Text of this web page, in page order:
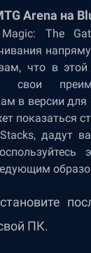
Arena на
The
что в
свои
в версии
показаться
дадут
ПК.